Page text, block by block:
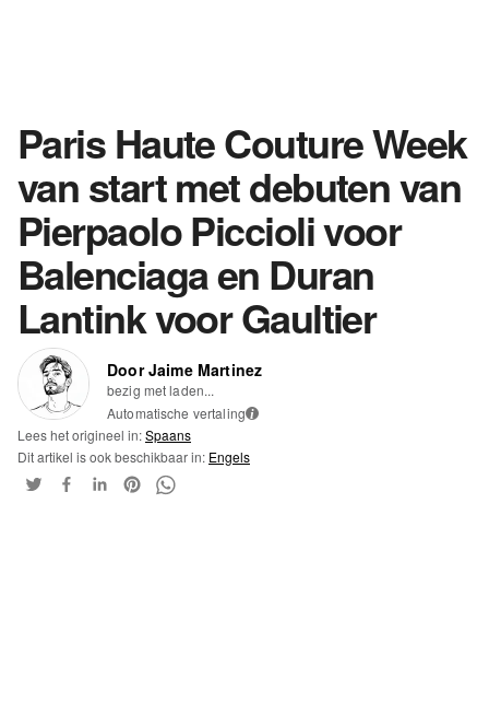
Paris Haute Couture Week
van start met debuten van
Pierpaolo Piccioli voor
Balenciaga en Duran
Lantink voor Gaultier
Door Jaime Martinez
bezig met laden...
Automatische vertaling i
Lees het origineel in:Spaans
Dit artikel is ook beschikbaar in: Engels